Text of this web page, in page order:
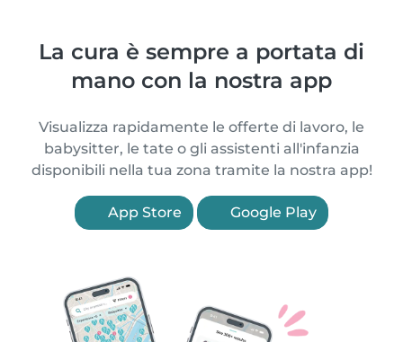
La cura è sempre a portata di
mano con la nostra app
Visualizza rapidamente le offerte di lavoro, le
babysitter, le tate o gli assistenti all'infanzia
disponibili nella tua zona tramite la nostra app!
App Store Google Play